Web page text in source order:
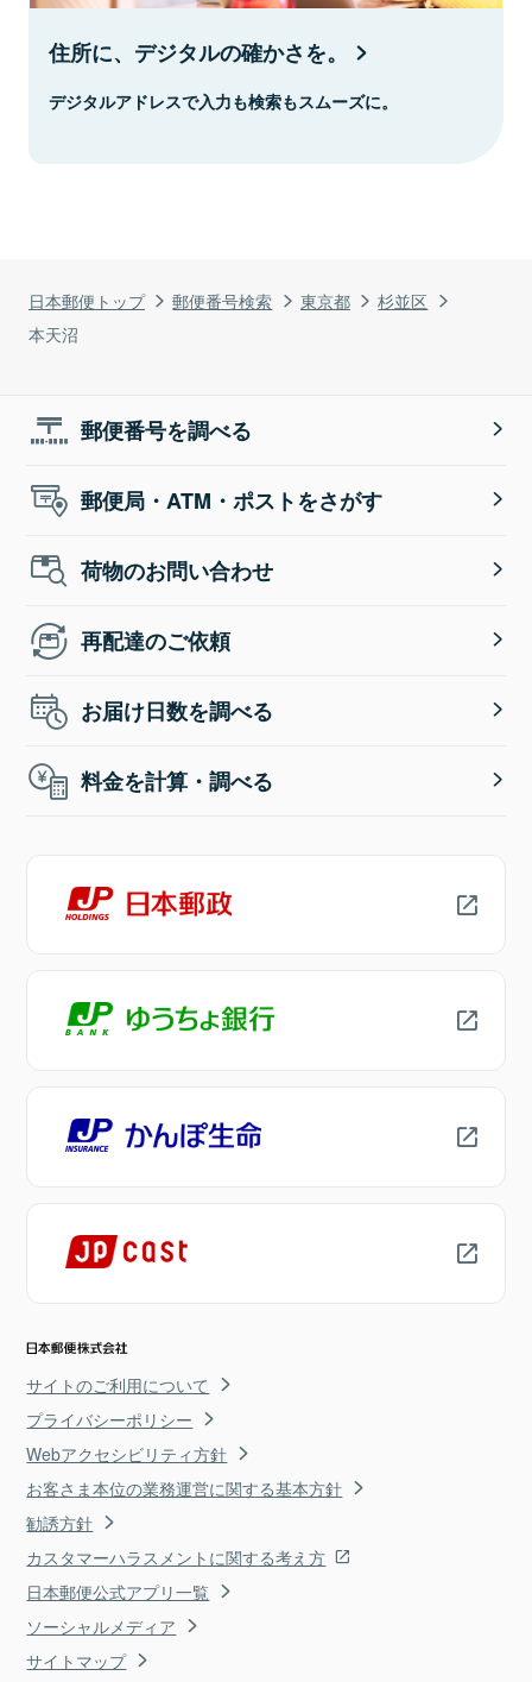
日本郵便トップ 郵便番号検索 東京都
杉並区
本天沼
住所に、デジタルの確かさを。
デジタルアドレスで入力も検索もスムーズに。
郵便番号を調べる
郵便局・ATM・ポストをさがす
荷物のお問い合わせ
再配達のご依頼
お届け日数を調べる
料金を計算・調べる
サイトのご利用について
プライバシーポリシー
Webアクセシビリティ方針
お客さま本位の業務運営に関する基本方針
勧誘方針
カスタマーハラスメントに関する考え方
日本郵便公式アプリ一覧
ソーシャルメディア
サイトマップ